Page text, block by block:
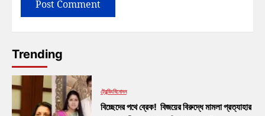
Trending
ট্রেন্ডিংবিনোদন
বিচ্ছেদের পথে ব্রেক! বিজয়ের বিরুদ্ধে মামলা প্রত্যাহার